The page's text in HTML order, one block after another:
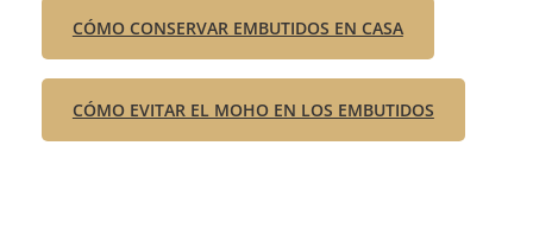
CÓMO CONSERVAR EMBUTIDOS EN CASA
CÓMO EVITAR EL MOHO EN LOS EMBUTIDOS